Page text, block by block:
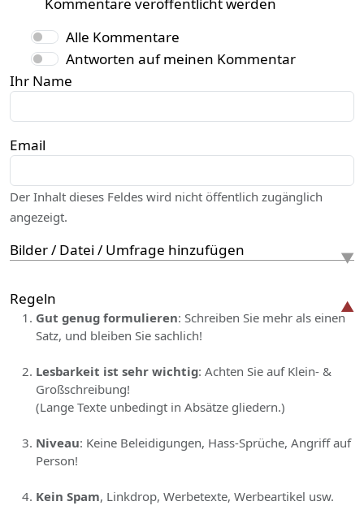
Alle Kommentare
Antworten auf meinen Kommentar
Ihr Name
Email
Der Inhalt dieses Feldes wird nicht öffentlich zugänglich
angezeigt.
Bilder / Datei / Umfrage hinzufügen
Regeln
Gut genug formulieren: Schreiben Sie mehr als einen
Satz, und bleiben Sie sachlich!
Lesbarkeit ist sehr wichtig: Achten Sie auf Klein- &
Großschreibung!
(Lange Texte unbedingt in Absätze gliedern.)
Niveau: Keine Beleidigungen, Hass-Sprüche, Angriff auf
Person!
Kein Spam, Linkdrop, Werbetexte, Werbeartikel usw.